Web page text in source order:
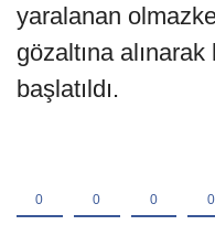
yaralanan
gözaltına
başlatıldı.